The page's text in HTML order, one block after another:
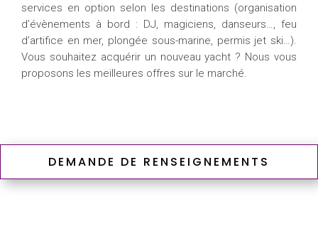
services en option selon les destinations (organisation
d’évènements à bord : DJ, magiciens, danseurs…, feu
d’artifice en mer, plongée sous-marine, permis jet ski…).
Vous souhaitez acquérir un nouveau yacht ? Nous vous
proposons les meilleures offres sur le marché.
DEMANDE DE RENSEIGNEMENTS